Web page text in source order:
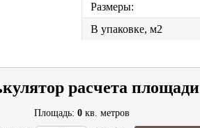
Размеры:
В упаковке, м2
расчета площади
Площадь: 0 кв. метров